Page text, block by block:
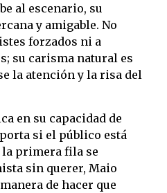
al escenario, su
y amigable. No
forzados ni a
su carisma natural es
la atención y la risa del
en su capacidad de
si el público está
primera fila se
sin querer, Maio
de hacer que